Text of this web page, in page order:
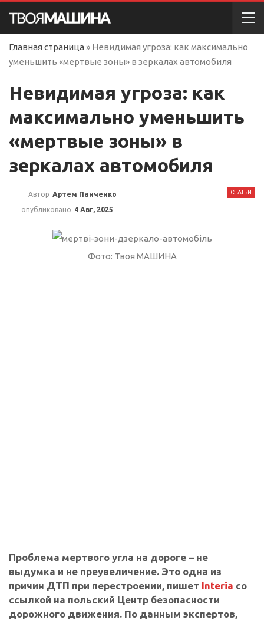
Главная страница » Невидимая угроза: как максимально
уменьшить «мертвые зоны» в зеркалах автомобиля
Невидимая угроза: как
максимально уменьшить
«мертвые зоны» в
зеркалах автомобиля
СТАТЬИ
Автор Артем Панченко
опубликовано 4 Авг, 2025
Фото: Твоя МАШИНА
Проблема мертвого угла на дороге – не
выдумка и не преувеличение. Это одна из
причин ДТП при перестроении, пишет Interia со
ссылкой на польский Центр безопасности
дорожного движения. По данным экспертов,